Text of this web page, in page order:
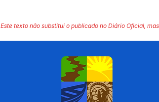
Este texto não substitui o publicado no Diário Oficial,